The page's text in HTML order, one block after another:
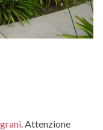
. Attenzione